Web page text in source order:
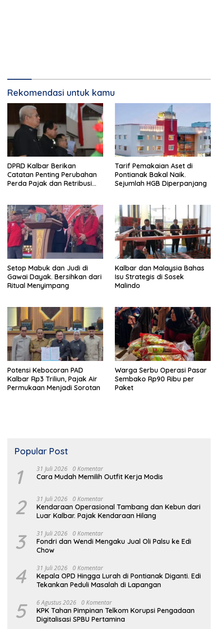
Rekomendasi untuk kamu
DPRD Kalbar Berikan
Catatan Penting Perubahan
Perda Pajak dan Retribusi
Tarif Pemakaian Aset di
Pontianak Bakal Naik.
Sejumlah HGB Diperpanjang
Setop Mabuk dan Judi di
Gawai Dayak. Bersihkan dari
Ritual Menyimpang
Kalbar dan Malaysia Bahas
Isu Strategis di Sosek
Malindo
Potensi Kebocoran PAD
Kalbar Rp3 Triliun, Pajak Air
Permukaan Menjadi Sorotan
Warga Serbu Operasi Pasar
Sembako Rp90 Ribu per
Paket
Popular Post
1 31 Juli 2026 0 Komentar
Cara Mudah Memilih Outfit Kerja Modis
2 31 Juli 2026 0 Komentar
Kendaraan Operasional Tambang dan Kebun dari
Luar Kalbar. Pajak Kendaraan Hilang
3 31 Juli 2026 0 Komentar
Fondri dan Wendi Mengaku Jual Oli Palsu ke Edi
Chow
4 31 Juli 2026 0 Komentar
Kepala OPD Hingga Lurah di Pontianak Diganti. Edi
Tekankan Peduli Masalah di Lapangan
5 6 Agustus 2026 0 Komentar
KPK Tahan Pimpinan Telkom Korupsi Pengadaan
Digitalisasi SPBU Pertamina